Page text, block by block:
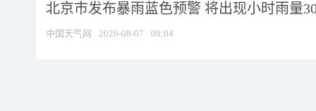
北京市发布暴雨蓝色预警 将出现小时雨量
中国天气网 2026-08-07 09:04